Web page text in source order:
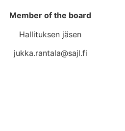
Member of the board
Hallituksen jäsen
jukka.rantala@sajl.fi